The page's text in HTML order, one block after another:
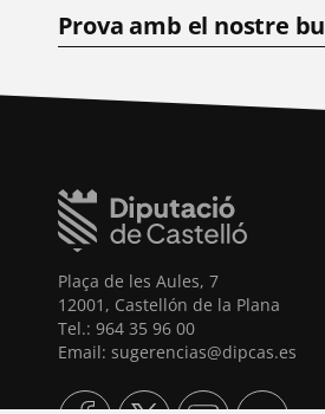
Prova amb el nostre
Plaça de les Aules, 7
12001, Castellón de la Plana
Tel.: 964 35 96 00
Email: sugerencias@dipcas.es